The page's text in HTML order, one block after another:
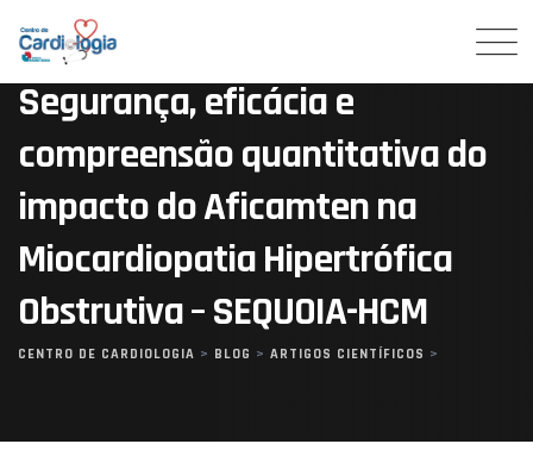
content
Segurança, eficácia e
compreensão quantitativa do
impacto do Aficamten na
Miocardiopatia Hipertrófica
Obstrutiva – SEQUOIA-HCM
CENTRO DE CARDIOLOGIA > BLOG > ARTIGOS CIENTÍFICOS >